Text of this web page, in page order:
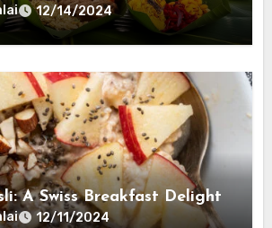
12/14/2024
A Swiss Breakfast Delight
12/11/2024